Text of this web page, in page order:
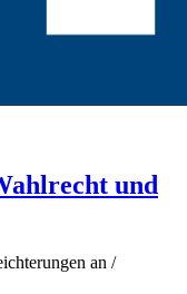
und
an /